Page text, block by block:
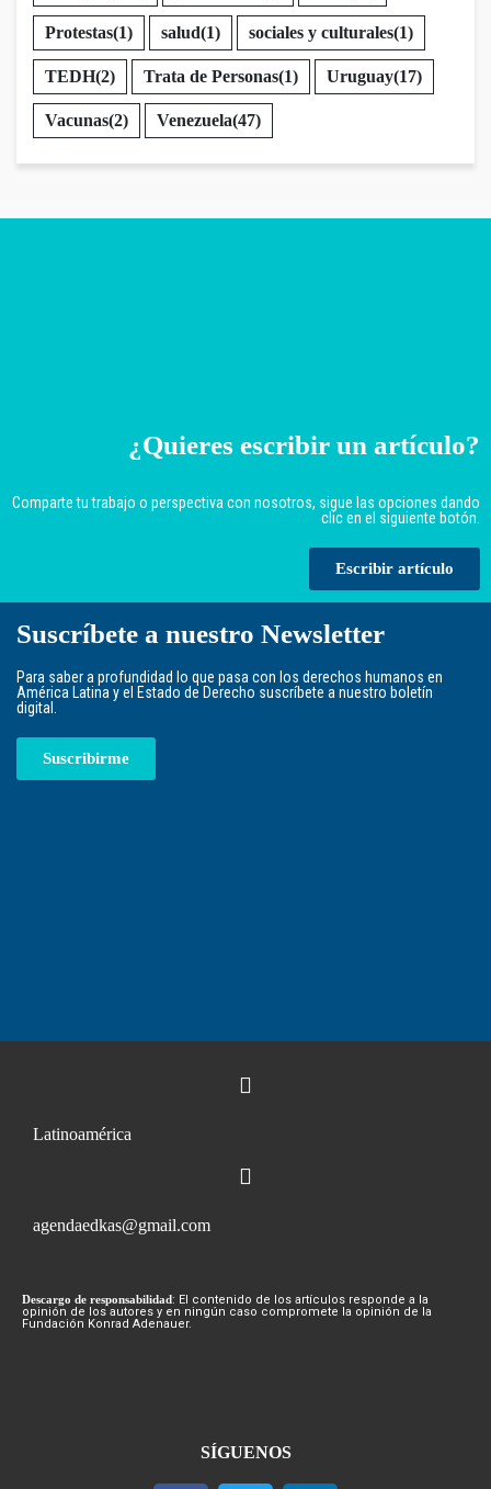
Protestas(1) salud(1) sociales y culturales(1)
TEDH(2) Trata de Personas(1) Uruguay(17)
Vacunas(2) Venezuela(47)
¿Quieres escribir un artículo?
Comparte tu trabajo o perspectiva con nosotros, sigue las opciones dando
clic en el siguiente botón.
Escribir artículo
Suscríbete a nuestro Newsletter
Para saber a profundidad lo que pasa con los derechos humanos en
América Latina y el Estado de Derecho suscríbete a nuestro boletín
digital.
Suscribirme
Latinoamérica
agendaedkas@gmail.com
Descargo de responsabilidad: El contenido de los artículos responde a la
opinión de los autores y en ningún caso compromete la opinión de la
Fundación Konrad Adenauer.
SÍGUENOS